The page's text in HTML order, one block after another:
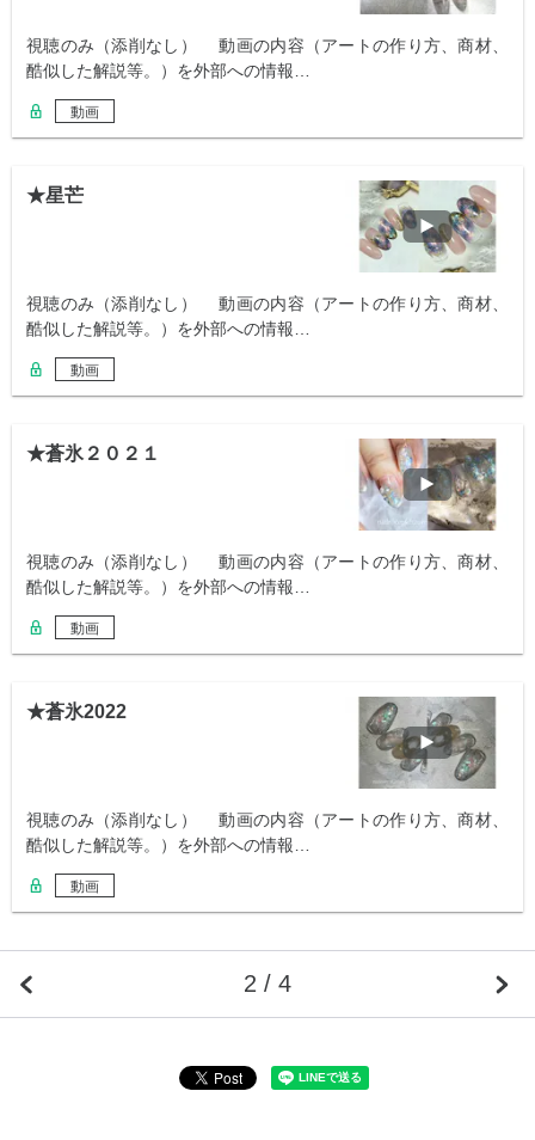
視聴のみ（添削なし） 動画の内容（アートの作り方、商材、
酷似した解説等。）を外部への情報…
動画
★星芒
視聴のみ（添削なし） 動画の内容（アートの作り方、商材、
酷似した解説等。）を外部への情報…
動画
★蒼氷２０２１
視聴のみ（添削なし） 動画の内容（アートの作り方、商材、
酷似した解説等。）を外部への情報…
動画
★蒼氷2022
視聴のみ（添削なし） 動画の内容（アートの作り方、商材、
酷似した解説等。）を外部への情報…
動画
2 / 4